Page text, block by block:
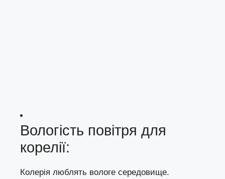
Вологість повітря для
корелії:
Колерія люблять вологе середовище.